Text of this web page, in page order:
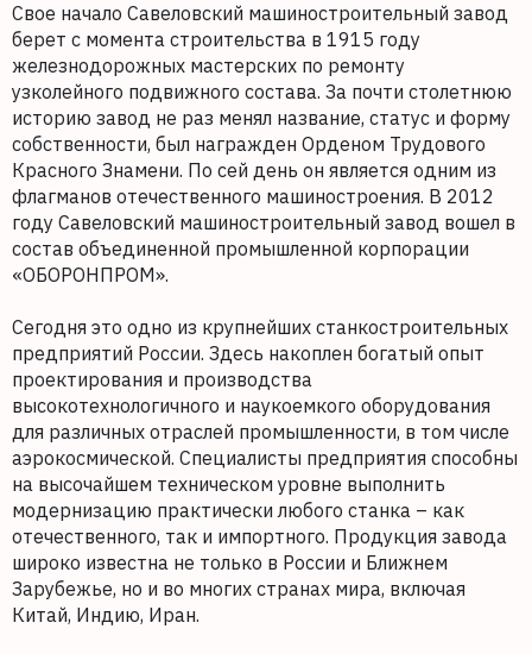
Свое начало Савеловский машиностроительный завод
берет с момента строительства в 1915 году
железнодорожных мастерских по ремонту
узколейного подвижного состава. За почти столетнюю
историю завод не раз менял название, статус и форму
собственности, был награжден Орденом Трудового
Красного Знамени. По сей день он является одним из
флагманов отечественного машиностроения. В 2012
году Савеловский машиностроительный завод вошел в
состав объединенной промышленной корпорации
«ОБОРОНПРОМ».
Сегодня это одно из крупнейших станкостроительных
предприятий России. Здесь накоплен богатый опыт
проектирования и производства
высокотехнологичного и наукоемкого оборудования
для различных отраслей промышленности, в том числе
аэрокосмической. Специалисты предприятия способны
на высочайшем техническом уровне выполнить
модернизацию практически любого станка – как
отечественного, так и импортного. Продукция завода
широко известна не только в России и Ближнем
Зарубежье, но и во многих странах мира, включая
Китай, Индию, Иран.